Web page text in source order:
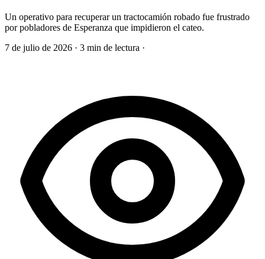
Un operativo para recuperar un tractocamión robado fue frustrado
por pobladores de Esperanza que impidieron el cateo.
7 de julio de 2026 · 3 min de lectura ·